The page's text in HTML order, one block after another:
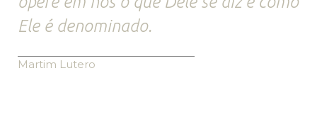
Ele é denominado.
Martim Lutero